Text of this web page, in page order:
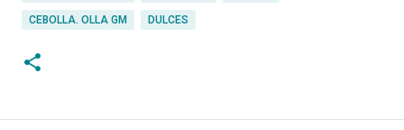
CEBOLLA. OLLA GM DULCES